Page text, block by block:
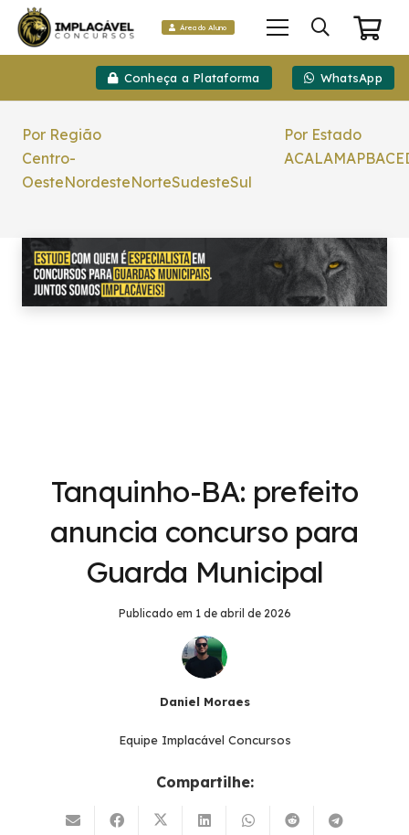
Área do Aluno
Conheça a Plataforma WhatsApp
Por Região
Centro-
OesteNordesteNorteSudesteSul
Por Estado
ACALAMAPBACE
Tanquinho-BA: prefeito
anuncia concurso para
Guarda Municipal
Publicado em 1 de abril de 2026
Daniel Moraes
Equipe Implacável Concursos
Compartilhe: